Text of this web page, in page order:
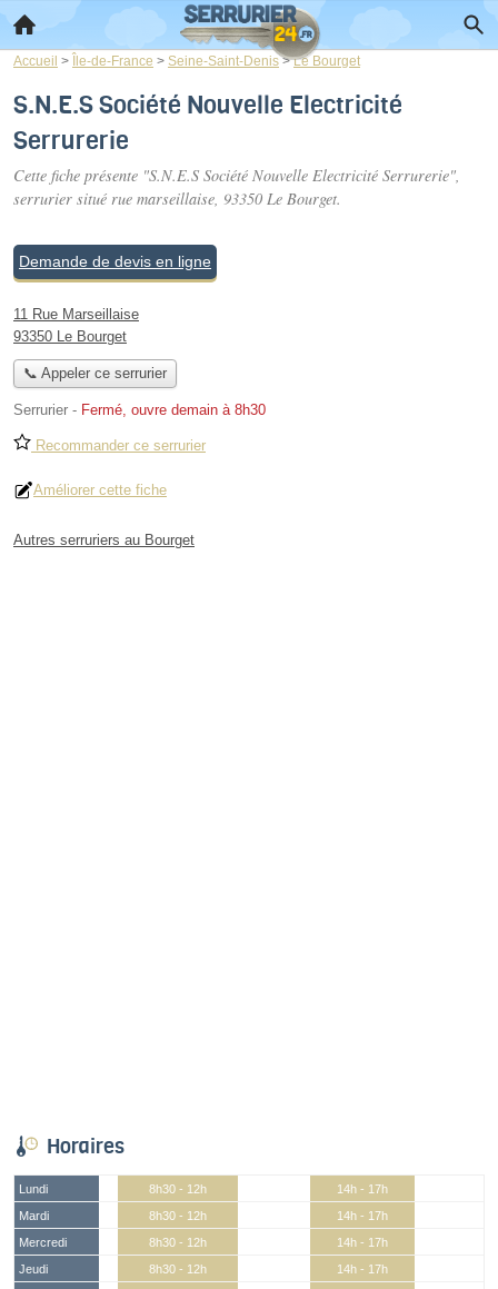
Accueil > Île-de-France > Seine-Saint-Denis>Le Bourget
S.N.E.S Société Nouvelle Electricité
Serrurerie
Cette fiche présente "S.N.E.S Société Nouvelle Electricité Serrurerie",
serrurier situé rue marseillaise, 93350 Le Bourget.
Demande de devis en ligne
11 Rue Marseillaise
93350 Le Bourget
📞 Appeler ce serrurier
Serrurier - Fermé, ouvre demain à 8h30
Recommander ce serrurier
Améliorer cette fiche
Autres serruriers au Bourget
Horaires
Lundi 8h30 - 12h
14h - 17h
Mardi
8h30 - 12h
14h - 17h
Mercredi
8h30 - 12h
14h - 17h
Jeudi
8h30 - 12h
14h - 17h